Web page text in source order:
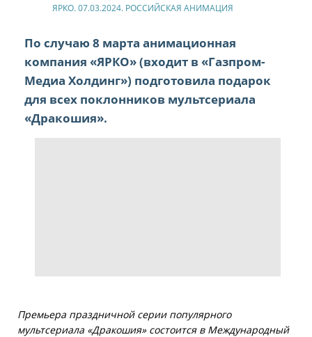
ЯРКО. 07.03.2024. РОССИЙСКАЯ АНИМАЦИЯ
По случаю 8 марта анимационная
компания «ЯРКО» (входит в «Газпром-
Медиа Холдинг») подготовила подарок
для всех поклонников мультсериала
«Дракошия».
Премьера праздничной серии популярного
мультсериала «Дракошия» состоится в Международный